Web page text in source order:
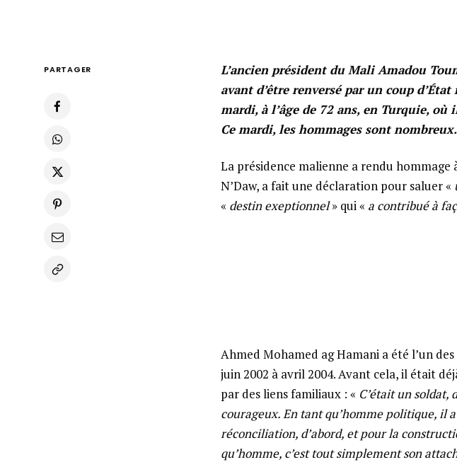
PARTAGER
L’ancien président du Mali Amadou
avant d’être renversé par un coup
mardi, à l’âge de 72 ans, en Turquie,
Ce mardi, les hommages sont nombreux.
La présidence malienne a rendu hommage
N’Daw, a fait une déclaration pour saluer «
« destin exeptionnel» qui « a contribué à
Ahmed Mohamed ag Hamani a été l’un
juin 2002 à avril 2004. Avant cela, il était
par des liens familiaux : « C’était un soldat,
courageux. En tant qu’homme politique, il
réconciliation, d’abord, et pour la
qu’homme, c’est tout simplement son